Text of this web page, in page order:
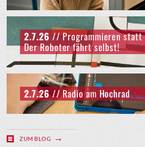
2.7.26// Programmieren statt
Der Roboter fährt selbst!
2.7.26// Radio am Hochrad
ZUM BLOG